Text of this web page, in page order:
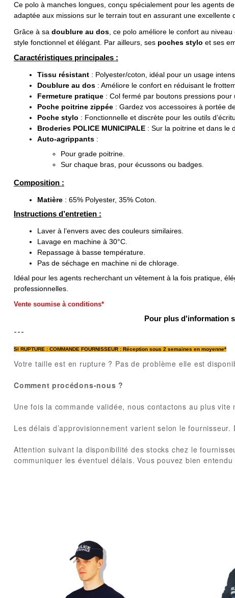
Ce polo à manches longues, conçu spécialement pour les agents
adaptée aux missions sur le terrain tout en assurant une excellente
Grâce à sa doublure au dos , ce polo améliore le confort au
style fonctionnel et élégant. Par ailleurs, ses poches stylo et ses
Caractéristiques principales :
Tissu résistant : Polyester/coton, idéal pour un usage
Doublure au dos : Améliore le confort en réduisant le
Fermeture pratique : Col fermé par boutons pressions pour
Poche poitrine zippée : Gardez vos accessoires à portée
Poche stylo : Fonctionnelle et discrète pour les outils
Broderies POLICE MUNICIPALE : Sur la poitrine et dans le
Auto-agrippants :
Pour grade poitrine.
Sur chaque bras, pour écussons ou badges.
Composition :
Matière : 65% Polyester, 35% Coton.
Instructions d’entretien :
Laver à l’envers avec des couleurs similaires.
Lavage en machine à 30°C.
Repassage à basse température.
Pas de séchage en machine ni de chlorage.
Idéal pour les agents recherchant un vêtement à la fois pratique,
professionnelles.
Vente soumise à conditions*
Pour plus d'information
---
SI RUPTURE : COMMANDE FOURNISSEUR : Réception sous 2 semaines en moyenne*
Votre taille est en rupture ? Pas de problème elle est
Comment procédons-nous ?
Une fois la commande validée, nous contactons au plus
Les délais d’approvisionnement varient selon le
Attention suivant la disponibilité des stocks chez le
communiquer les éventuel délais. Vous pouvez bien